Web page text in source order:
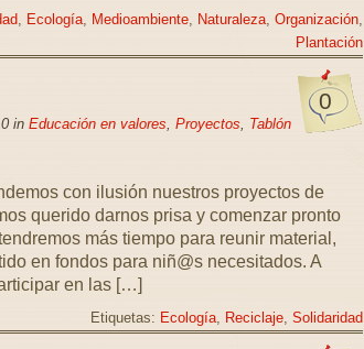
, Ecología, Medioambiente, Naturaleza, Organización,
Plantación
0
in Educación en valores, Proyectos, Tablón
con ilusión nuestros proyectos de
querido darnos prisa y comenzar pronto
más tiempo para reunir material,
en fondos para niñ@s necesitados. A
en las […]
Etiquetas: Ecología, Reciclaje, Solidaridad